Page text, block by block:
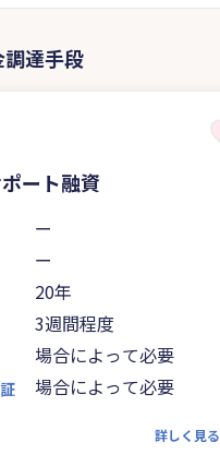
達手段
ート融資
ー
ー
20年
3週間程度
場合によって必要
場合によって必要
詳しく見る